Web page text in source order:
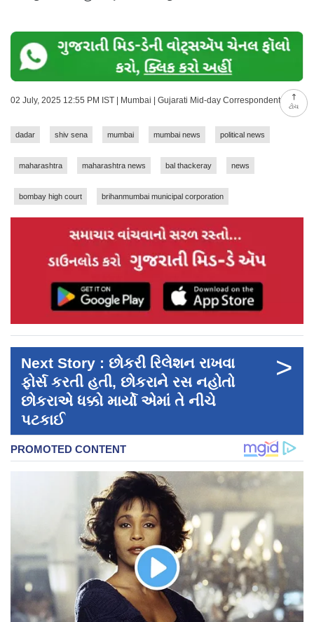
ટોચ
02 July, 2025 12:55 PM IST | Mumbai | Gujarati Mid-day Correspondent
dadar shiv sena mumbai mumbai news political news
maharashtra maharashtra news bal thackeray news
bombay high court brihanmumbai municipal corporation
Next Story : છોકરી રિલેશન રાખવા
ફોર્સ કરતી હતી, છોકરાને રસ નહોતો
છોકરાએ ધક્કો માર્યો એમાં તે નીચે
પટકાઈ
>